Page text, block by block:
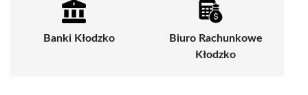
Banki Kłodzko
Biuro Rachunkowe
Kłodzko